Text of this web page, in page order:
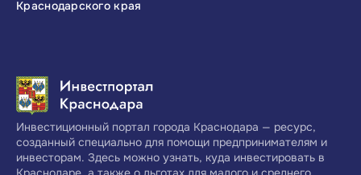
Краснодарского края
Инвестиционный портал города Краснодара — ресурс,
созданный специально для помощи предпринимателям и
инвесторам. Здесь можно узнать, куда инвестировать в